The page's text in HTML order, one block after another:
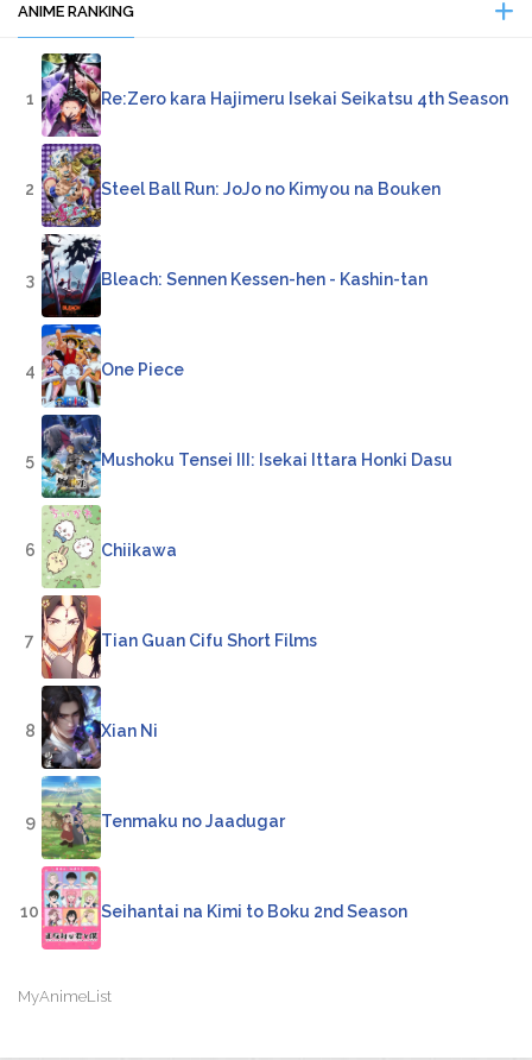
ANIME RANKING
1 Re:Zero kara Hajimeru Isekai Seikatsu 4th Season
2 Steel Ball Run: JoJo no Kimyou na Bouken
3 Bleach: Sennen Kessen-hen - Kashin-tan
4 One Piece
5 Mushoku Tensei III: Isekai Ittara Honki Dasu
6 Chiikawa
7 Tian Guan Cifu Short Films
8 Xian Ni
9 Tenmaku no Jaadugar
10 Seihantai na Kimi to Boku 2nd Season
MyAnimeList